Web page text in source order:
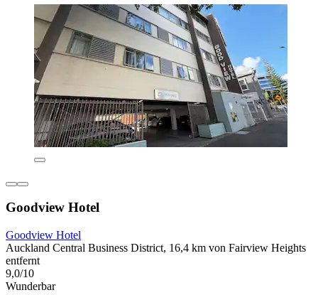
Goodview Hotel
Goodview Hotel
Auckland Central Business District, 16,4 km von Fairview Heights
entfernt
9,0/10
Wunderbar